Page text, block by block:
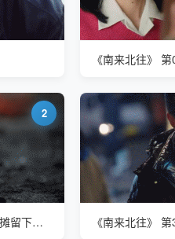
《南来北往》
2
《南来北往》 第39集 牛大力在姚玉玲烧烤摊留下了一枚心形金戒子